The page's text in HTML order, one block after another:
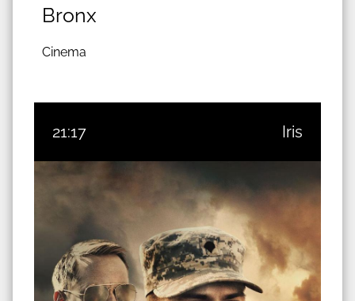
Bronx
Cinema
21:17 Iris